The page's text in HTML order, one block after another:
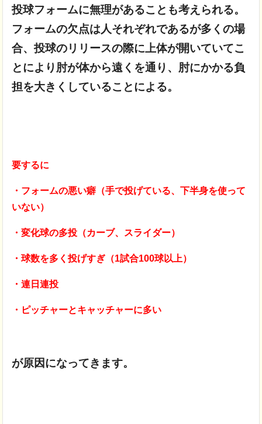
投球フォームに無理があることも考えられる。
フォームの欠点は人それぞれであるが多くの場
合、投球のリリースの際に上体が開いていてこ
とにより 肘が体から遠くを通り、肘にかかる負
担を大きくしていることによる。
要するに
・フォームの悪い癖（手で投げている、下半身を使って
いない）
・変化球の多投（カーブ、スライダー）
・球数を多く投げすぎ（1試合100球以上）
・連日連投
・ピッチャーとキャッチャーに多い
が原因になってきます。